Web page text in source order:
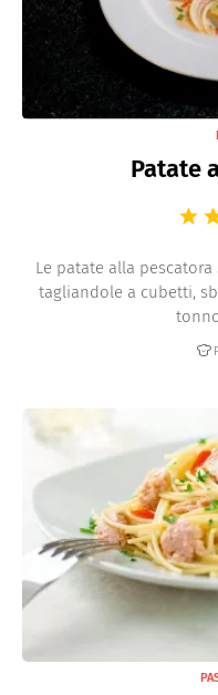
Patate
Le patate alla
tagliandole a cubetti,